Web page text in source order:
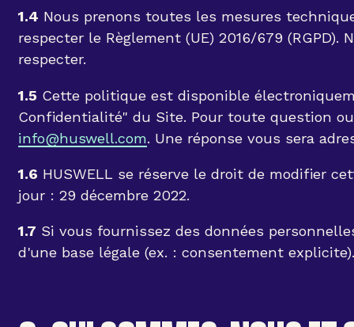
1.4 Nous prenons toutes les mesures
respecter le Règlement (UE) 2016/679
respecter.
1.5Cette politique est disponible
Confidentialité" du Site. Pour toute question
info@huswell.com. Une réponse vous sera
1.6 HUSWELL se réserve le droit de modifier
jour : 29 décembre 2022.
1.7 Si vous fournissez des données
d'une base légale (ex. : consentement explicite).